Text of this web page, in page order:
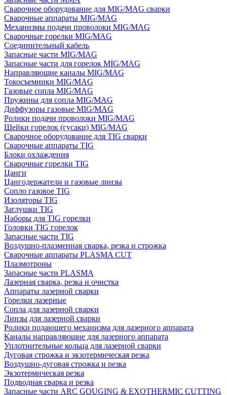
Сварочное оборудование для MIG/MAG сварки
Сварочные аппараты MIG/MAG
Механизмы подачи проволоки MIG/MAG
Сварочные горелки MIG/MAG
Соединительный кабель
Запасные части MIG/MAG
Запасные части для горелок MIG/MAG
Направляющие каналы MIG/MAG
Токосъемники MIG/MAG
Газовые сопла MIG/MAG
Пружины для сопла MIG/MAG
Диффузоры газовые MIG/MAG
Ролики подачи проволоки MIG/MAG
Шейки горелок (гусаки) MIG/MAG
Сварочное оборудование для TIG сварки
Сварочные аппараты TIG
Блоки охлаждения
Сварочные горелки TIG
Цанги
Цангодержатели и газовые линзы
Сопло газовое TIG
Изоляторы TIG
Заглушки TIG
Наборы для TIG горелки
Головки TIG горелок
Запасные части TIG
Воздушно-плазменная сварка, резка и строжка
Сварочные аппараты PLASMA CUT
Плазмотроны
Запасные части PLASMA
Лазерная сварка, резка и очистка
Аппараты лазерной сварки
Горелки лазерные
Сопла для лазерной сварки
Линзы для лазерной сварки
Ролики подающего механизма для лазерного аппарата
Каналы направляющие для лазерного аппарата
Уплотнительные кольца для лазерной сварки
Дуговая строжка и экзотермическая резка
Воздушно-дуговая строжка и резка
Экзотермическая резка
Подводная сварка и резка
Запасные части ARC GOUGING & EXOTHERMIC CUTTING